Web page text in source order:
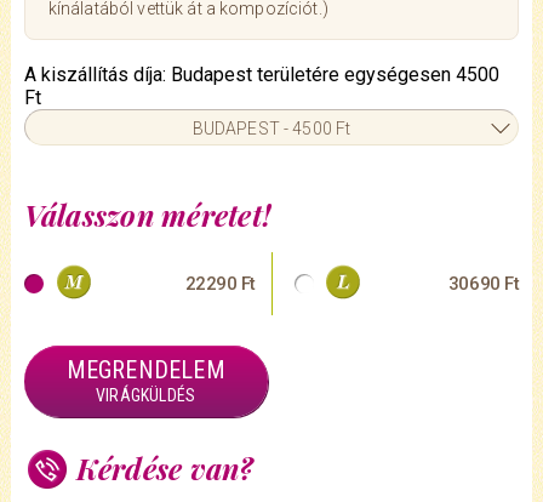
kínálatából vettük át a kompozíciót.)
Válasszon méretet!
22290 Ft 30690 Ft
MEGRENDELEM
VIRÁGKÜLDÉS
A kiszállítás díja: Budapest területére egységesen 4500
Ft
BUDAPEST - 4500 Ft
Kérdése van?